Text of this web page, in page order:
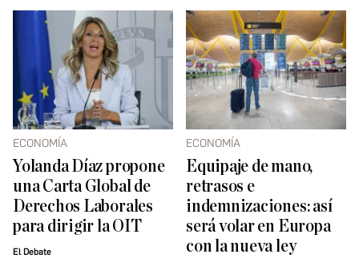
ECONOMÍA
Yolanda Díaz propone
una Carta Global de
Derechos Laborales
para dirigir la OIT
El Debate
ECONOMÍA
Equipaje de mano,
retrasos e
indemnizaciones: así
será volar en Europa
con la nueva ley